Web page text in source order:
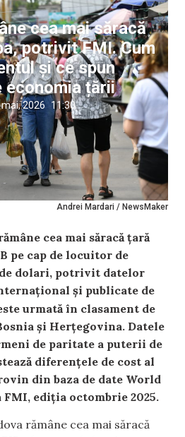
Andrei Mardari / NewsMaker
cea mai săracă
potrivit FMI. Cum
și ce spun
economia țării
2026 11:30
cea mai săracă țară
pe cap de locuitor de
dolari, potrivit datelor
și publicate de
urmată în clasament de
și Herțegovina. Datele
de paritate a puterii de
diferențele de cost al
din baza de date World
ediția octombrie 2025.
rămâne cea mai săracă